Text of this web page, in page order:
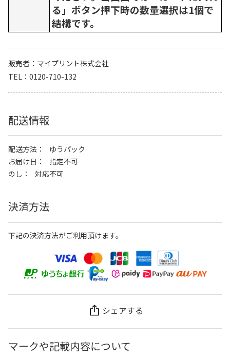
る」ボタン押下時の数量選択は1個で
結構です。
販売者
マイプリント株式会社
TEL
0120-710-132
配送情報
配送方法
ゆうパック
お届け日
指定不可
のし
対応不可
決済方法
下記の決済方法がご利用頂けます。
シェアする
マークや記載内容について